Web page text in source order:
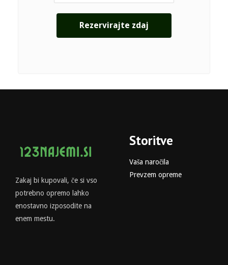
Zakaj bi kupovali, če si vso
potrebno opremo lahko
enostavno izposodite na
enem mestu.
Storitve
Vaša naročila
Prevzem opreme